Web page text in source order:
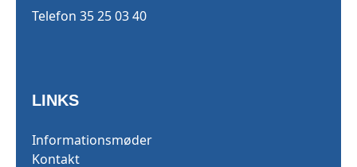
Telefon 35 25 03 40
LINKS
Informationsmøder
Kontakt